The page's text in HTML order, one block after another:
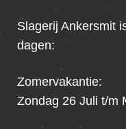
Slagerij Ankersmit
dagen:
Zomervakantie:
Zondag 26 Juli t/m